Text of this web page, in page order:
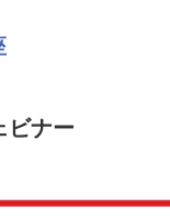
ビナー